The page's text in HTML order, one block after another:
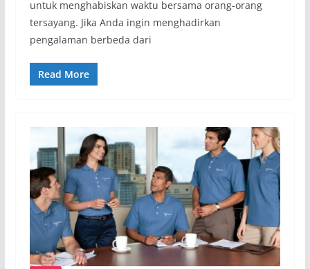
untuk menghabiskan waktu bersama orang-orang
tersayang. Jika Anda ingin menghadirkan
pengalaman berbeda dari
Read More